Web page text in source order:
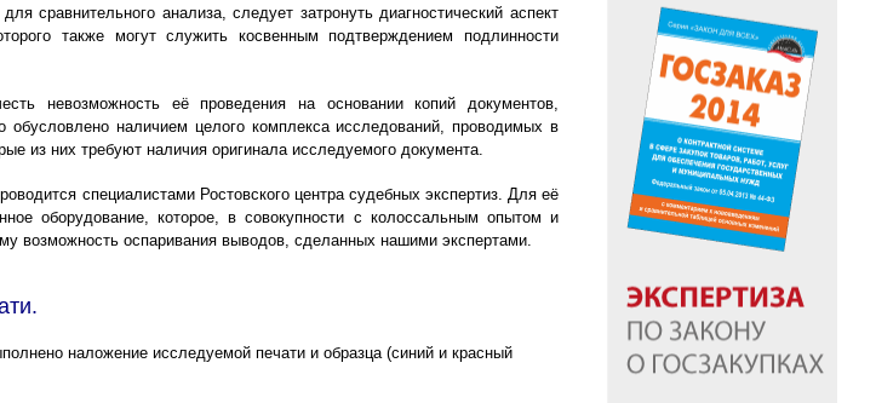
сравнительного анализа, следует затронуть диагностический аспект
также могут служить косвенным подтверждением подлинности
невозможность её проведения на основании копий документов,
обусловлено наличием целого комплекса исследований, проводимых в
из них требуют наличия оригинала исследуемого документа.
специалистами Ростовского центра судебных экспертиз. Для её
оборудование, которое, в совокупности с колоссальным опытом и
возможность оспаривания выводов, сделанных нашими экспертами.
наложение исследуемой печати и образца (синий и красный